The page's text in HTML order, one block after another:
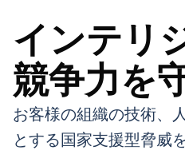
インテリ
競争力を
お客様の組織の技術、
とする国家支援型脅威